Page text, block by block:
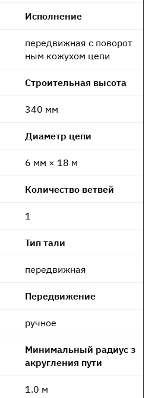
Исполнение
передвижная с поворот
ным кожухом цепи
Строительная высота
340 мм
Диаметр цепи
6 мм × 18 м
Количество ветвей
1
Тип тали
передвижная
Передвижение
ручное
Минимальный радиус з
акругления пути
1.0 м